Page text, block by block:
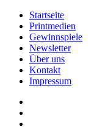
Startseite
Printmedien
Gewinnspiele
Newsletter
Über uns
Kontakt
Impressum